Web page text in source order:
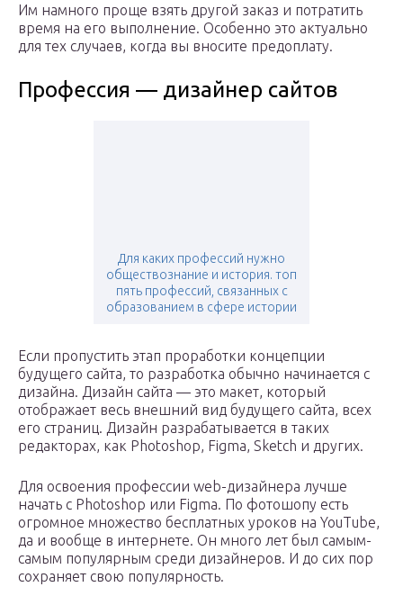
Им намного проще взять другой заказ и потратить
время на его выполнение. Особенно это актуально
для тех случаев, когда вы вносите предоплату.
Профессия — дизайнер сайтов
Для каких профессий нужно
обществознание и история. топ
пять профессий, связанных с
образованием в сфере истории
Если пропустить этап проработки концепции
будущего сайта, то разработка обычно начинается с
дизайна. Дизайн сайта — это макет, который
отображает весь внешний вид будущего сайта, всех
его страниц. Дизайн разрабатывается в таких
редакторах, как Photoshop, Figma, Sketch и других.
Для освоения профессии web-дизайнера лучше
начать с Photoshop или Figma. По фотошопу есть
огромное множество бесплатных уроков на YouTube,
да и вообще в интернете. Он много лет был самым-
самым популярным среди дизайнеров. И до сих пор
сохраняет свою популярность.